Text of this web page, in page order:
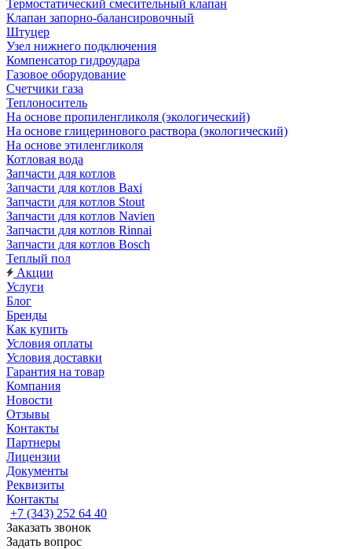
Термостатический смесительный клапан
Клапан запорно-балансировочный
Штуцер
Узел нижнего подключения
Компенсатор гидроудара
Газовое оборудование
Счетчики газа
Теплоноситель
На основе пропиленгликоля (экологический)
На основе глицеринового раствора (экологический)
На основе этиленгликоля
Котловая вода
Запчасти для котлов
Запчасти для котлов Baxi
Запчасти для котлов Stout
Запчасти для котлов Navien
Запчасти для котлов Rinnai
Запчасти для котлов Bosch
Теплый пол
Акции
Услуги
Блог
Бренды
Как купить
Условия оплаты
Условия доставки
Гарантия на товар
Компания
Новости
Отзывы
Контакты
Партнеры
Лицензии
Документы
Реквизиты
Контакты
+7 (343) 252 64 40
Заказать звонок
Задать вопрос